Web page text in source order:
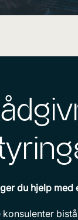
du hjelp med
konsulenter